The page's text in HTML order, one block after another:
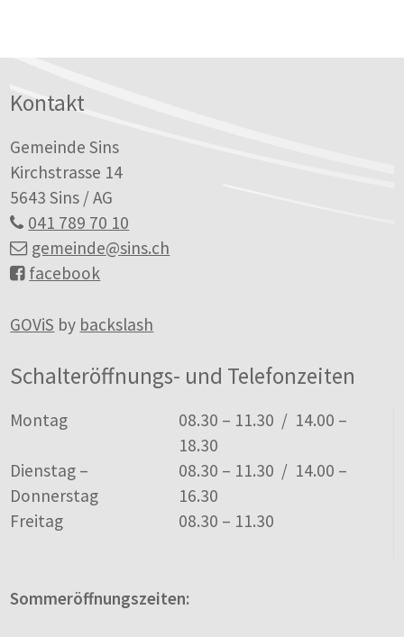
Kontakt
Gemeinde Sins
Kirchstrasse 14
5643 Sins / AG
041 789 70 10
gemeinde@sins.ch
facebook
GOViS by backslash
Schalteröffnungs- und Telefonzeiten
TagÖffnungszeiten
Montag
08.30 – 11.30 / 14.00 –
18.30
Dienstag –
Donnerstag
08.30 – 11.30 / 14.00 –
16.30
Freitag
08.30 – 11.30
Sommeröffnungszeiten: